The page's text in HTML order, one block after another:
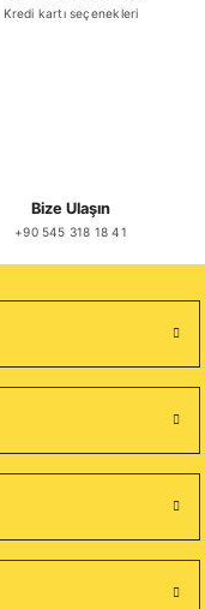
Kredi kartı seçenekleri
Bize Ulaşın
+90 545 318 18 41